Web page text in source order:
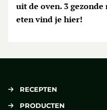
uit de oven. 3
eten vind je hier!
RECEPTEN
PRODUCTEN